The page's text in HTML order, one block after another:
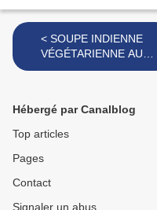
< SOUPE INDIENNE
VÉGÉTARIENNE AU
POTIRON
Hébergé par Canalblog
Top articles
Pages
Contact
Signaler un abus